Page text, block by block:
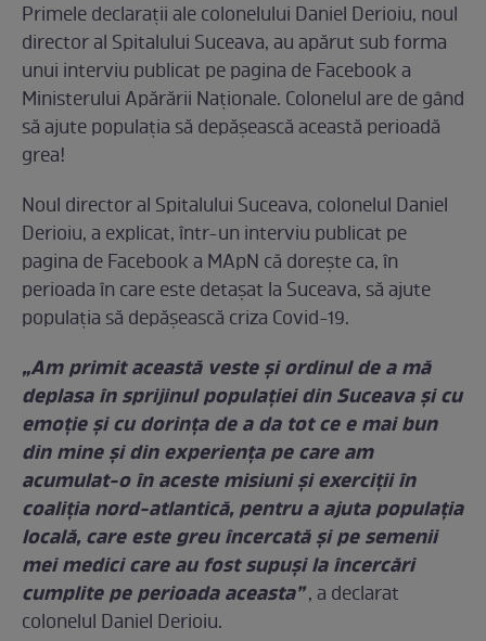
Primele declarații ale colonelului Daniel Derioiu, noul
director al Spitalului Suceava, au apărut sub forma
unui interviu publicat pe pagina de Facebook a
Ministerului Apărării Naționale. Colonelul are de gând
să ajute populația să depășească această perioadă
grea!
Noul director al Spitalului Suceava, colonelul Daniel
Derioiu, a explicat, într-un interviu publicat pe
pagina de Facebook a MApN că dorește ca, în
perioada în care este detașat la Suceava, să ajute
populația să depășească criza Covid-19.
„Am primit această veste și ordinul de a mă
deplasa în sprijinul populației din Suceava și cu
emoție și cu dorința de a da tot ce e mai bun
din mine și din experiența pe care am
acumulat-o în aceste misiuni și exerciții în
coaliția nord-atlantică, pentru a ajuta populația
locală, care este greu încercată și pe semenii
mei medici care au fost supuși la încercări
cumplite pe perioada aceasta”, a declarat
colonelul Daniel Derioiu.